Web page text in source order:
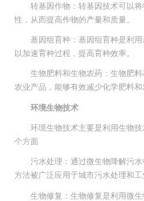
转基因作物：转基因技术可以
性，从而提高作物的产量和质量。
基因组育种：基因组育种是利
以加速育种过程，提高育种效率。
生物肥料和生物农药：生物肥
农业产品，能够有效减少化学肥料和
环境生物技术
环境生物技术主要是利用生物
个方面
污水处理：通过微生物降解污
方法被广泛应用于城市污水处理和工
生物修复：生物修复是利用微